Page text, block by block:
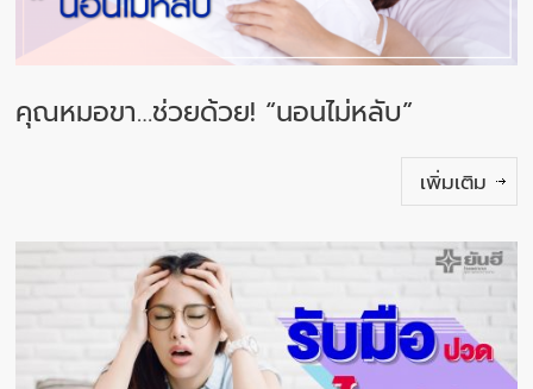
คุณหมอขา…ช่วยด้วย! “นอนไม่หลับ”
เพิ่มเติม